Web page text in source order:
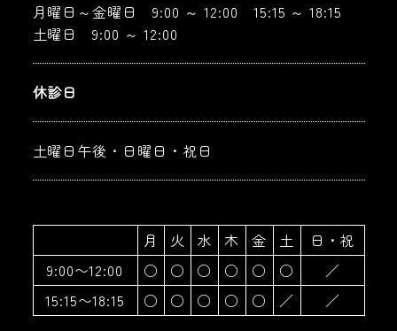
月曜日～金曜日 9:00 ～ 12:00 15:15 ～ 18:15
土曜日 9:00 ～ 12:00
休診日
土曜日午後・日曜日・祝日
月 火 水 木 金 土
日・祝
9:00〜12:00
○ ○ ○ ○ ○ ○
／
15:15〜18:15
○ ○ ○ ○ ○ ／ ／